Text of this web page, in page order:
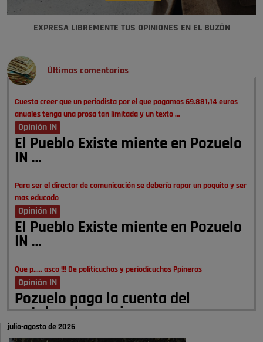
EXPRESA LIBREMENTE TUS OPINIONES EN EL BUZÓN
Últimos comentarios
Cuesta creer que un periodista por el que pagamos 69.881,14 euros
anuales tenga una prosa tan limitada y un texto …
Opinión IN
El Pueblo Existe miente en Pozuelo
IN …
Para ser el director de comunicación se debería rapar un poquito y ser
mas educado
Opinión IN
El Pueblo Existe miente en Pozuelo
IN …
Que p..... asco !!! De politicuchos y periodicuchos Ppineros
Opinión IN
Pozuelo paga la cuenta del
autobombo: casi …
julio-agosto de 2026